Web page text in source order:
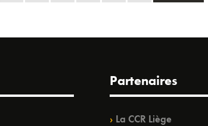
Partenaires
La CCR Liège